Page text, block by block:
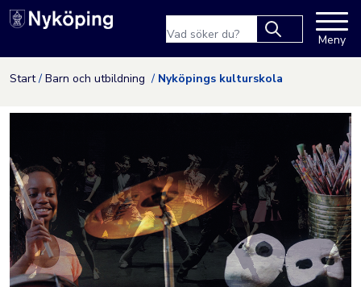
Hoppa till innehåll
Nyköpings kommuns
results.
Meny
Start Barn och utbildning Nyköpings kulturskola